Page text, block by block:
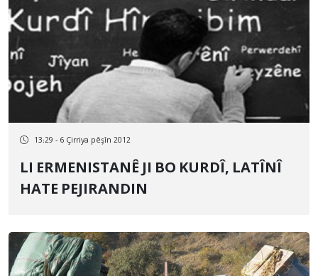
13:29 - 6 Çirriya pêşîn 2012
LI ERMENISTANÊ JI BO KURDÎ, LATÎNÎ
HATE PEJIRANDIN